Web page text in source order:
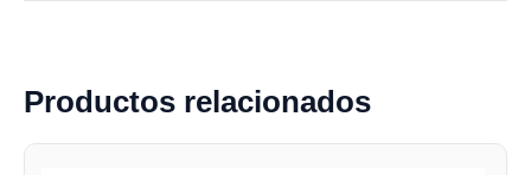
Productos relacionados